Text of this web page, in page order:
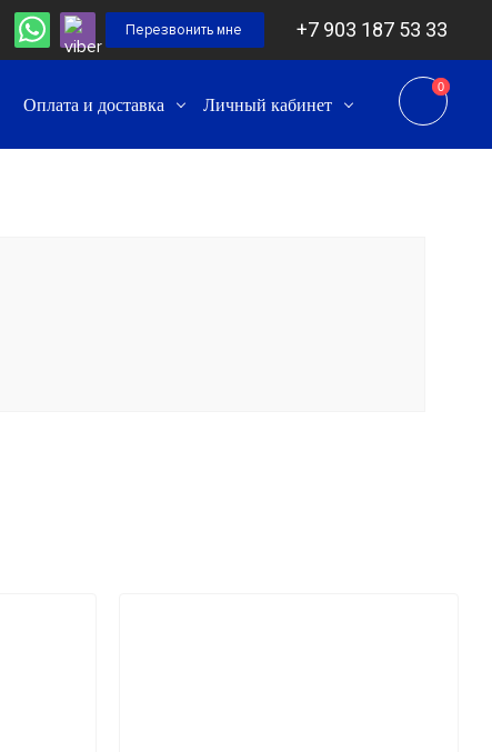
Перезвонить мне +7 903 187 53 33
0
0
Оплата и доставка Личный кабинет